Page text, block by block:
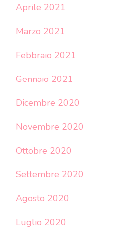
Aprile 2021
Marzo 2021
Febbraio 2021
Gennaio 2021
Dicembre 2020
Novembre 2020
Ottobre 2020
Settembre 2020
Agosto 2020
Luglio 2020